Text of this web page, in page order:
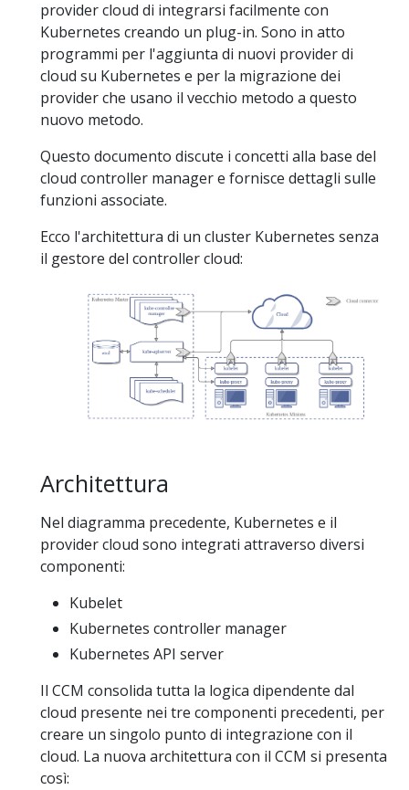
provider cloud di integrarsi facilmente con
Kubernetes creando un plug-in. Sono in atto
programmi per l'aggiunta di nuovi provider di
cloud su Kubernetes e per la migrazione dei
provider che usano il vecchio metodo a questo
nuovo metodo.
Questo documento discute i concetti alla base del
cloud controller manager e fornisce dettagli sulle
funzioni associate.
Ecco l'architettura di un cluster Kubernetes senza
il gestore del controller cloud:
Architettura
Nel diagramma precedente, Kubernetes e il
provider cloud sono integrati attraverso diversi
componenti:
Kubelet
Kubernetes controller manager
Kubernetes API server
Il CCM consolida tutta la logica dipendente dal
cloud presente nei tre componenti precedenti, per
creare un singolo punto di integrazione con il
cloud. La nuova architettura con il CCM si presenta
così: